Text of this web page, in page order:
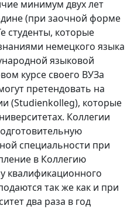
минимум двух лет
(при заочной форме
студенты, которые
немецкого языка
языковой
курсе своего ВУЗа
претендовать на
(Studienkolleg), которые
Коллегии
специальности при
в Коллегию
квалификационного
так же как и при
два раза в год